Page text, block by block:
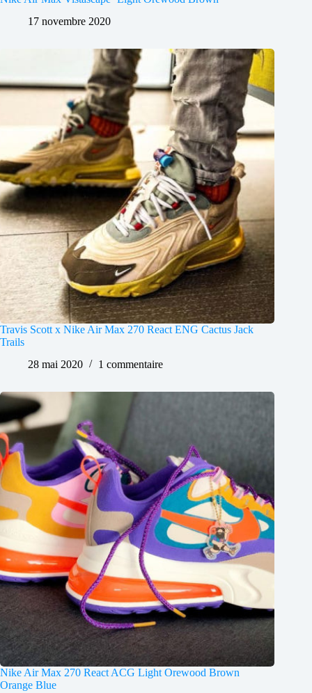
17 novembre 2020
Travis Scott x Nike Air Max 270 React ENG Cactus Jack
Trails
28 mai 2020
1 commentaire
Nike Air Max 270 React ACG Light Orewood Brown
Orange Blue